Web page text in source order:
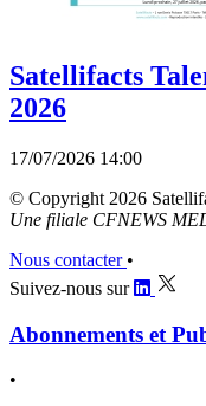
Satellifacts
2026
17/07/2026 14:00
© Copyright 2026
Une filiale CFNEWS
Nous contacter •
Suivez-nous sur
Abonnements et
•